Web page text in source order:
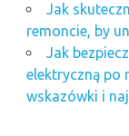
Jak
remoncie, by
Jak
elektryczną po
wskazówki i